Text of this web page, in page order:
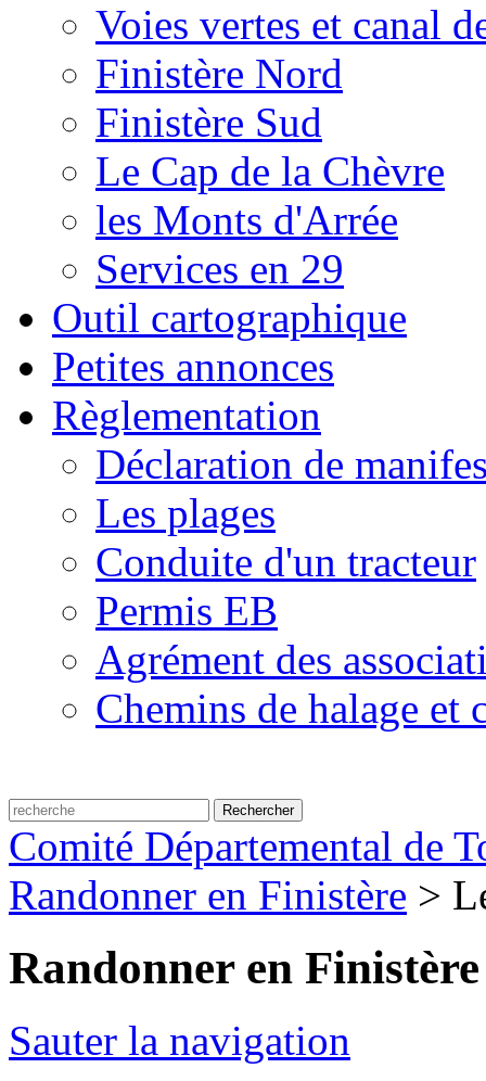
Voies vertes et canal
Finistère Nord
Finistère Sud
Le Cap de la Chèvre
les Monts d'Arrée
Services en 29
Outil cartographique
Petites annonces
Règlementation
Déclaration de
Les plages
Conduite d'un tracteur
Permis EB
Agrément des
Chemins de halage et
Comité Départemental de
Randonner en Finistère >
Randonner en Finistère
Sauter la navigation